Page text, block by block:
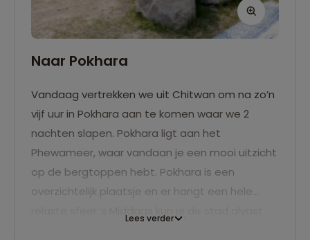
Naar Pokhara
Vandaag vertrekken we uit Chitwan om na zo’n
vijf uur in Pokhara aan te komen waar we 2
nachten slapen. Pokhara ligt aan het
Phewameer, waar vandaan je een mooi uitzicht
op de bergtoppen hebt. Pokhara is een
overzichtelijk plaatsje en er hangt een hele
Lees verder